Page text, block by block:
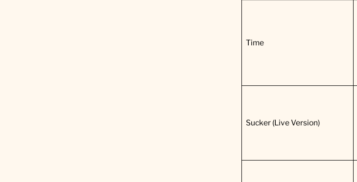
d
a
k
Time
Sucker (Live Version)